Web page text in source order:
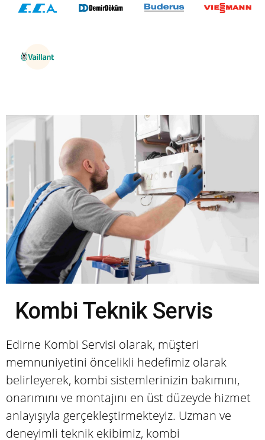
Kombi Teknik Servis
Edirne Kombi Servisi olarak, müşteri
memnuniyetini öncelikli hedefimiz olarak
belirleyerek, kombi sistemlerinizin bakımını,
onarımını ve montajını en üst düzeyde hizmet
anlayışıyla gerçekleştirmekteyiz. Uzman ve
deneyimli teknik ekibimiz, kombi